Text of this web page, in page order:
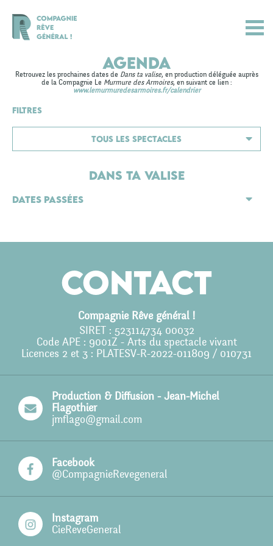
Actualités
Action culturelle
Ils nous soutiennent
Agenda
Retrouvez les prochaines dates de Dans ta valise, en production déléguée auprès
de la Compagnie Le Murmure des Armoires, en suivant ce lien :
www.lemurmuredesarmoires.fr/calendrier
FILTRES
TOUS LES SPECTACLES
Dans ta valise
Dates passées
Contact
Compagnie Rêve général !
SIRET : 523114734 00032
Code APE : 9001Z - Arts du spectacle vivant
Licences 2 et 3 : PLATESV-R-2022-011809 / 010731
Production & Diffusion - Jean-Michel
Flagothier
jmflago@gmail.com
Facebook
@CompagnieRevegeneral
Instagram
CieReveGeneral